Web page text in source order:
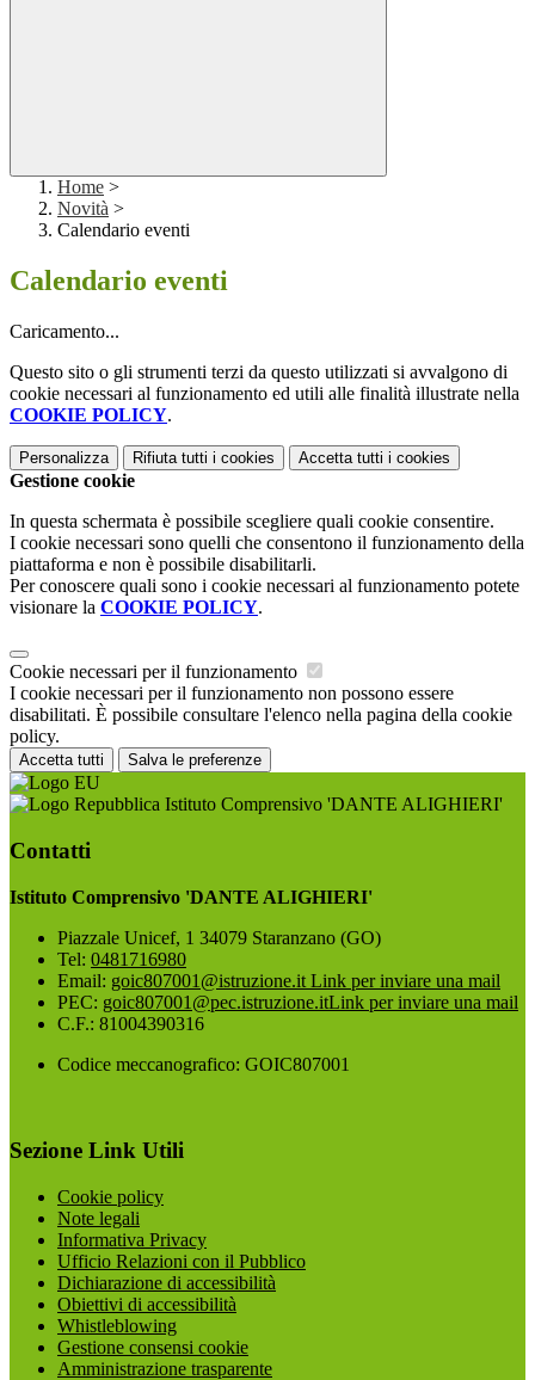
Home >
Novità >
Calendario eventi
Calendario eventi
Caricamento...
Questo sito o gli strumenti terzi da questo utilizzati si avvalgono di
cookie necessari al funzionamento ed utili alle finalità illustrate nella
COOKIE POLICY.
Personalizza Rifiuta tutti i cookies Accetta tutti i cookies
Gestione cookie
In questa schermata è possibile scegliere quali cookie consentire.
I cookie necessari sono quelli che consentono il funzionamento della
piattaforma e non è possibile disabilitarli.
Per conoscere quali sono i cookie necessari al funzionamento potete
visionare la COOKIE POLICY.
Cookie necessari per il funzionamento
I cookie necessari per il funzionamento non possono essere
disabilitati. È possibile consultare l'elenco nella pagina della cookie
policy.
Accetta tutti Salva le preferenze
Istituto Comprensivo 'DANTE ALIGHIERI'
Contatti
Istituto Comprensivo 'DANTE ALIGHIERI'
Piazzale Unicef, 1 34079 Staranzano (GO)
Tel: 0481716980
Email: goic807001@istruzione.it Link per inviare una mail
PEC: goic807001@pec.istruzione.itLink per inviare una mail
C.F.: 81004390316
Codice meccanografico: GOIC807001
Sezione Link Utili
Cookie policy
Note legali
Informativa Privacy
Ufficio Relazioni con il Pubblico
Dichiarazione di accessibilità
Obiettivi di accessibilità
Whistleblowing
Gestione consensi cookie
Amministrazione trasparente